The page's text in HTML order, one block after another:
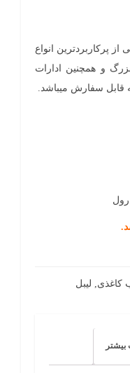
× 80 میلیمتر یکی از پرکاربردترین انواع
و همچنین ادارات
کاغذی, لیبل
بیشتر